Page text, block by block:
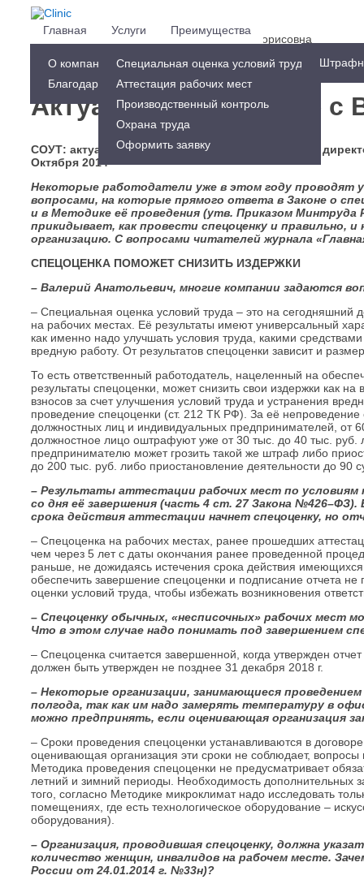
Главная
О компании
Благодарственные письма
Услуги
Cпециальная оценка условий труда
Аттестация рабочих мест
Производственный контроль
Охрана труда
Оформить заявку
Преимущества
+7-910-741-54-74
Малыхина Ирина Борисовна
Оформить заявку
Актуальное интервью с
СОУТ: актуальное интервью с Валерием Коржом,
Октября 2014
Некоторые работодатели уже в этом году проводят
вопросами, на которые прямого ответа в Законе о
и в Методике её проведения (утв. Приказом
прикидывает, как провести спецоценку и правильно,
организацию. С вопросами читателей журнала
СПЕЦОЦЕНКА ПОМОЖЕТ СНИЗИТЬ ИЗДЕРЖКИ
– Валерий Анатольевич, многие компании задаются
– Специальная оценка условий труда – это на сегодняшний
на рабочих местах. Её результаты имеют универсальный
как именно надо улучшать условия труда, какими
вредную работу. От результатов спецоценки зависит и
То есть ответственный работодатель, нацеленный на
результаты спецоценки, может снизить свои издержки как
взносов за счет улучшения условий труда и устранения
проведение спецоценки (ст. 212 ТК РФ). За её
должностных лиц и индивидуальных предпринимателей, от
должностное лицо оштрафуют уже от 30 тыс. до 40 тыс.
предпринимателю может грозить такой же штраф либо
до 200 тыс. руб. либо приостановление деятельности до 90
– Результаты аттестации рабочих мест по условиям
со дня её завершения (часть 4 ст. 27 Закона
срока действия аттестации начнет спецоценку, но
– Спецоценка на рабочих местах, ранее прошедших
чем через 5 лет с даты окончания ранее проведенной
раньше, не дожидаясь истечения срока действия
обеспечить завершение спецоценки и подписание отчета
оценки условий труда, чтобы избежать возникновения
– Спецоценку обычных, «несписочных» рабочих мест
Что в этом случае надо понимать под завершением
– Спецоценка считается завершенной, когда утвержден
должен быть утвержден не позднее 31 декабря 2018 г.
– Некоторые организации, занимающиеся
полгода, так как им надо замерять температуру в
можно предпринять, если оценивающая организация
– Сроки проведения спецоценки устанавливаются в
оценивающая организация эти сроки не соблюдает,
Методика проведения спецоценки не предусматривает
летний и зимний периоды. Необходимость
того, согласно Методике микроклимат надо исследовать
помещениях, где есть технологическое оборудование –
оборудования).
– Организация, проводившая спецоценку, должна
количество женщин, инвалидов на рабочем месте.
России от 24.01.2014 г. №33н)?